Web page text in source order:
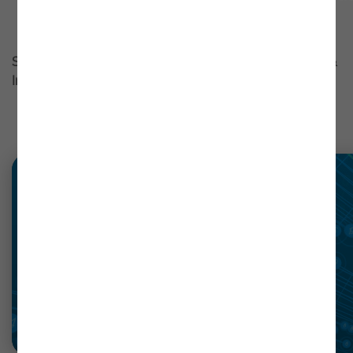
Saiba mais sobre os nossos serviços de IT Operations &
Infrastructure -